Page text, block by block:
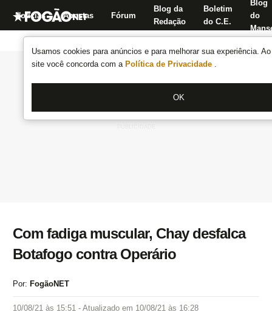
Usamos cookies para anúncios e para melhorar sua experiência.
site você concorda com a Política de Privacidade .
OK
Notícias Apostas Fórum
Blog da
Redação
Boletim
do C.E.
Blog
do
Com fadiga muscular, Chay desfalca
Botafogo contra Operário
Por: FogãoNET
10/08/21 às 15:51 - Atualizado em 10/08/21 às 16:28